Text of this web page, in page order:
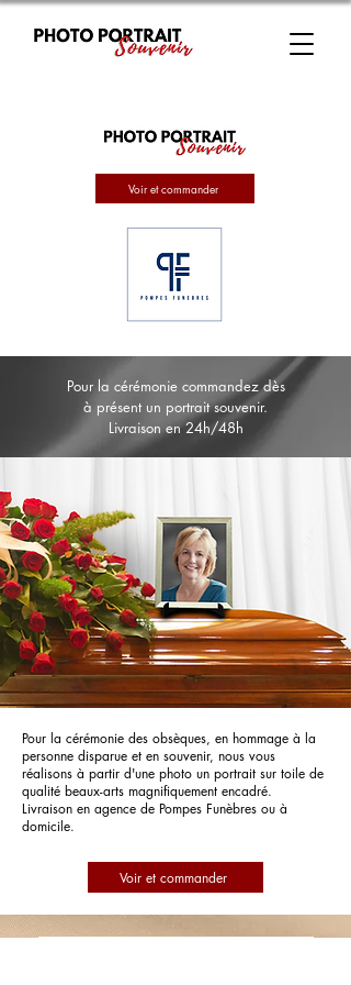
Voir et commander
Pour la cérémonie commandez dès
à présent un portrait souvenir.
Livraison en 24h/48h
Pour la cérémonie des obsèques, en hommage à la
personne disparue et en souvenir, nous vous
réalisons à partir d'une photo un portrait sur toile de
qualité beaux-arts magnifiquement encadré.
Livraison en agence de Pompes Funèbres ou à
domicile.
Voir et commander